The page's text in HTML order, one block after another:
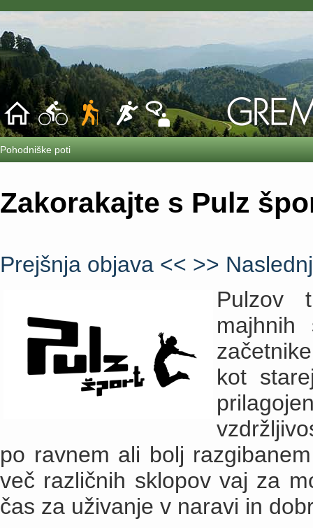
Pohodniške poti
Zakorakajte s Pulz
Prejšnja objava << >>
Pulzov
kot
po ravnem ali bolj
več različnih sklopov vaj za
čas za uživanje v naravi in